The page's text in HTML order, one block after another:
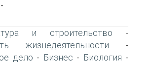
-
и строительство -
жизнедеятельности -
дело - Бизнес - Биология -